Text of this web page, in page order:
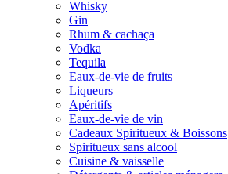
Whisky
Gin
Rhum & cachaça
Vodka
Tequila
Eaux-de-vie de fruits
Liqueurs
Apéritifs
Eaux-de-vie de vin
Cadeaux Spiritueux & Boissons
Spiritueux sans alcool
Cuisine & vaisselle